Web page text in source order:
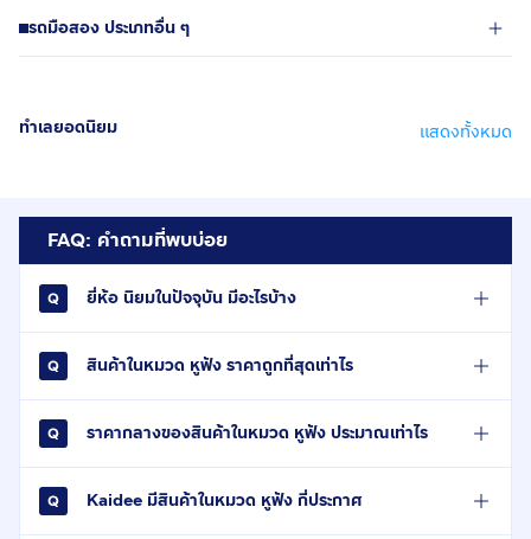
รถมือสอง ประเภทอื่น ๆ
ทำเลยอดนิยม แสดงทั้งหมด
FAQ: คำถามที่พบบ่อย
ยี่ห้อ นิยมในปัจจุบัน มีอะไรบ้าง
สินค้าในหมวด หูฟัง ราคาถูกที่สุดเท่าไร
ราคากลางของสินค้าในหมวด หูฟัง ประมาณเท่าไร
Kaidee มีสินค้าในหมวด หูฟัง กี่ประกาศ